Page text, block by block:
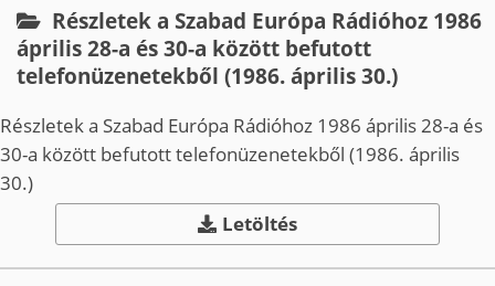
Részletek a Szabad Európa Rádióhoz 1986
április 28­-a és 30-­a között befutott
telefonüzenetekből (1986. április 30.)
Részletek a Szabad Európa Rádióhoz 1986 április 28­-a és
30­-a között befutott telefonüzenetekből (1986. április
30.)
Letöltés